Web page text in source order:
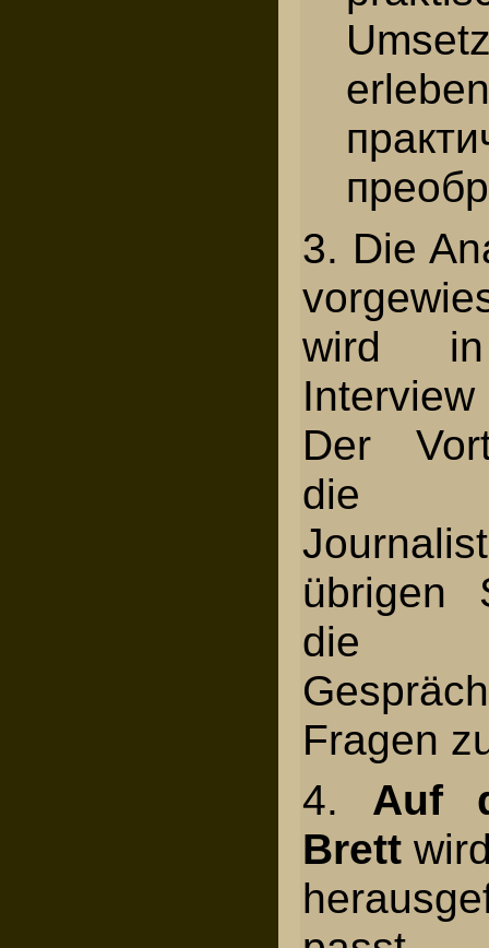
3. Die
wird
Der
die
übrigen
die
Fragen
4. Auf
Brett